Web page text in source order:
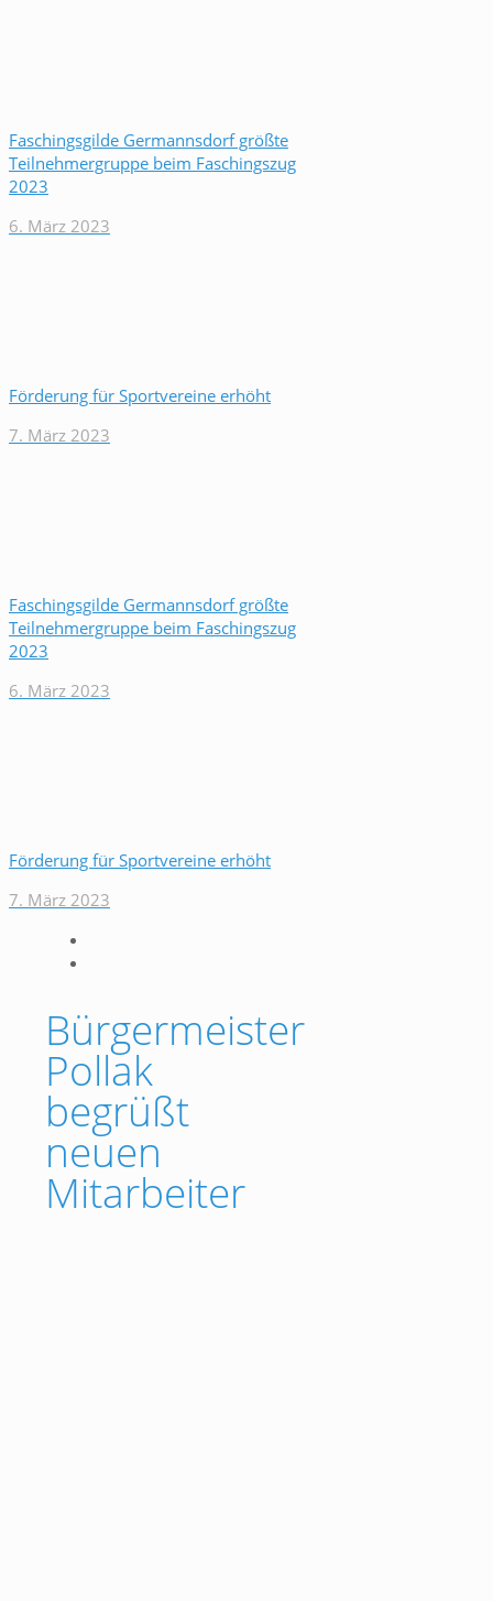
Faschingsgilde Germannsdorf größte
Teilnehmergruppe beim Faschingszug
2023
6. März 2023
Förderung für Sportvereine erhöht
7. März 2023
Faschingsgilde Germannsdorf größte
Teilnehmergruppe beim Faschingszug
2023
6. März 2023
Förderung für Sportvereine erhöht
7. März 2023
Bürgermeister
Pollak
begrüßt
neuen
Mitarbeiter